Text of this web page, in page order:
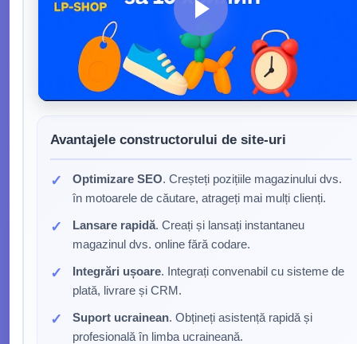
Avantajele constructorului de site-uri
Optimizare SEO. Creșteți pozițiile magazinului dvs.
în motoarele de căutare, atrageți mai mulți clienți.
Lansare rapidă. Creați și lansați instantaneu
magazinul dvs. online fără codare.
Integrări ușoare. Integrați convenabil cu sisteme de
plată, livrare și CRM.
Suport ucrainean. Obțineți asistență rapidă și
profesională în limba ucraineană.